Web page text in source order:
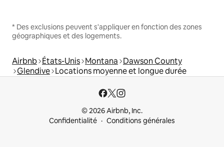
* Des exclusions peuvent s'appliquer en fonction des zones
géographiques et des logements.
Airbnb États-Unis Montana Dawson County
Glendive Locations moyenne et longue durée
© 2026 Airbnb, Inc.
Confidentialité
Conditions générales